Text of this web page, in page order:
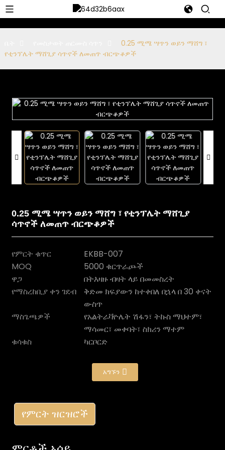
0.25 ሚሜ ሣጥን ወይን ማሸግ ፣
የቲንፕሌት ማሸጊያ ሳጥኖች ለመጠጥ ብርጭቆዎች
0.25 ሚሜ ሣጥን ወይን ማሸግ ፣ የቲንፕሌት ማሸጊያ
ሳጥኖች ለመጠጥ ብርጭቆዎች
የምርት ቁጥር
EKBB-007
MOQ
5000 ቁርጥራጮች
ዋጋ
በትእዛዙ ብዛት ላይ በመመስረት
የማስረከቢያ ቀን ገደብ
ቅድመ ክፍያውን ከተቀበለ በኋላ በ 30 ቀናት
ውስጥ
ማስጌጫዎች
የአልትራቫዮሌት ሽፋን፣ ትኩስ ማህተም፣
ማሳመር፣ መቀባት፣ ስክሪን ማተም
ቁሳቁስ
ካርቦርድ
አግኙን
የምርት ዝርዝሮች